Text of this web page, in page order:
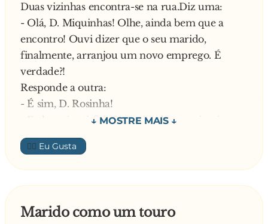
Duas vizinhas encontra-se na rua.Diz uma:
- Olá, D. Miquinhas! Olhe, ainda bem que a
encontro! Ouvi dizer que o seu marido,
finalmente, arranjou um novo emprego. É
verdade?!
Responde a outra:
- É sim, D. Rosinha!
- E ele está satisfeito? – quis saber a primeira.
Responde a vizinha Miquinhas:
- Olhe, ele, agora, está como peixe na água
Curiosa, a outra pergunta:
- Então, o que é que ele faz?
- Nada
👍🏼
Marido como um touro